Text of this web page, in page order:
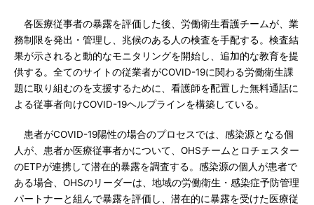
各医療従事者の暴露を評価した後、労働衛生看護チームが、業
務制限を発出・管理し、兆候のある人の検査を手配する。検査結
果が示されると動的なモニタリングを開始し、追加的な教育を提
供する。全てのサイトの従業者がCOVID-19に関わる労働衛生課
題に取り組むのを支援するために、看護師を配置した無料通話に
よる従事者向けCOVID-19ヘルプラインを構築している。
患者がCOVID-19陽性の場合のプロセスでは、感染源となる個
人が、患者か医療従事者かについて、OHSチームとロチェスター
のETPが連携して潜在的暴露を調査する。感染源の個人が患者で
ある場合、OHSのリーダーは、地域の労働衛生・感染症予防管理
パートナーと組んで暴露を評価し、潜在的に暴露を受けた医療従